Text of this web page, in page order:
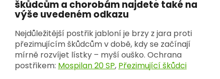
škůdcům a chorobám najdete také na
výše uvedeném odkazu
Nejdůležitější postřik jabloní je brzy z jara proti
přezimujícím škůdcům v době, kdy se začínají
mírně rozvíjet lístky – myší ouško. Ochrana
postřikem: Mospilan 20 SP, Přezimující škůdci